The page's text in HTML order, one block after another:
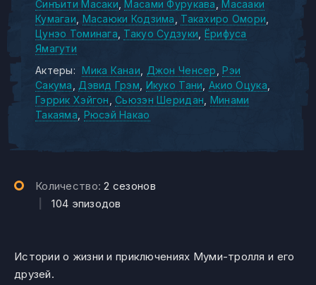
Синъити Масаки Масами Фурукава
Масааки
Кумагаи Масаюки Кодзима
Такахиро Омори
Цунэо Томинага Такуо Судзуки Ёрифуса
Ямагути
Актеры:
Мика Канаи Джон Ченсер
Рэи
Сакума
Дэвид Грэм Икуко Тани Акио Оцука
Гэррик Хэйгон
Сьюзэн Шеридан Минами
Такаяма Рюсэй Накао
Количество:2 сезонов
|104 эпизодов
Истории о жизни и приключениях Муми-тролля и его
друзей.